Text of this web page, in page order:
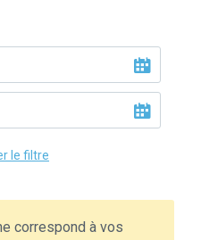
le filtre
correspond à vos